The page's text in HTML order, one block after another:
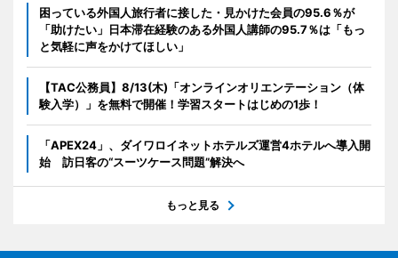
困っている外国人旅行者に接した・見かけた会員の95.6％が
「助けたい」日本滞在経験のある外国人講師の95.7％は「もっ
と気軽に声をかけてほしい」
【TAC公務員】8/13(木)「オンラインオリエンテーション（体
験入学）」を無料で開催！学習スタートはじめの1歩！
「APEX24」、ダイワロイネットホテルズ運営4ホテルへ導入開
始 訪日客の“スーツケース問題”解決へ
もっと見る